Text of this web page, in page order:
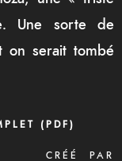
Une sorte de
on serait tombé
(PDF)
CRÉÉ PAR